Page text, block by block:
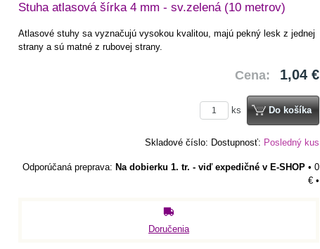
Stuha atlasová šírka 4 mm - sv.zelená (10 metrov)
Atlasové stuhy sa vyznačujú vysokou kvalitou, majú pekný lesk z jednej
strany a sú matné z rubovej strany.
Cena: 1,04 €
ks Do košíka
Skladové číslo: Dostupnosť: Posledný kus
Na dobierku 1. tr. - viď expedičné v E-SHOP • 0
€ •
Doručenia